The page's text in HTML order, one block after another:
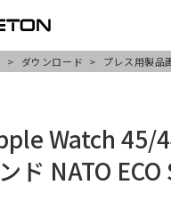
ダウンロード プレス用製品
Watch 45/
ド NATO ECO